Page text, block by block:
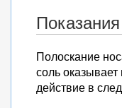
Полоскание
соль
действие в